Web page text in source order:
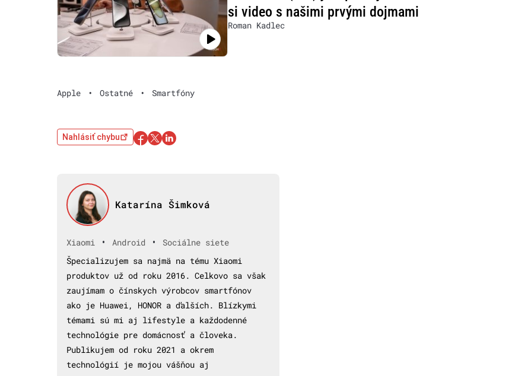
si video s našimi prvými dojmami
Roman Kadlec
Apple • Ostatné • Smartfóny
Nahlásiť chybu
Katarína Šimková
Xiaomi • Android •
Sociálne siete
Špecializujem sa najmä na tému Xiaomi
produktov už od roku 2016. Celkovo sa však
zaujímam o čínskych výrobcov smartfónov
ako je Huawei, HONOR a ďalších. Blízkymi
témami sú mi aj lifestyle a každodenné
technológie pre domácnosť a človeka.
Publikujem od roku 2021 a okrem
technológií je mojou vášňou aj